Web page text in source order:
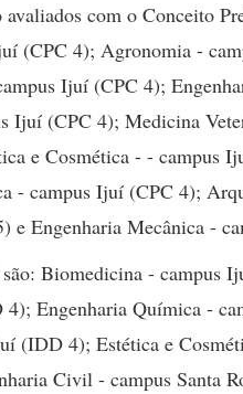
avaliados com o Conceito
(CPC 4); Agronomia -
Ijuí (CPC 4);
Ijuí (CPC 4); Medicina
e Cosmética - - campus
- campus Ijuí (CPC 4);
Engenharia Mecânica -
são: Biomedicina -
Engenharia Química -
(IDD 4); Estética e
Civil - campus Santa